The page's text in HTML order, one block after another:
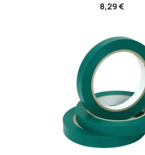
8,29 €